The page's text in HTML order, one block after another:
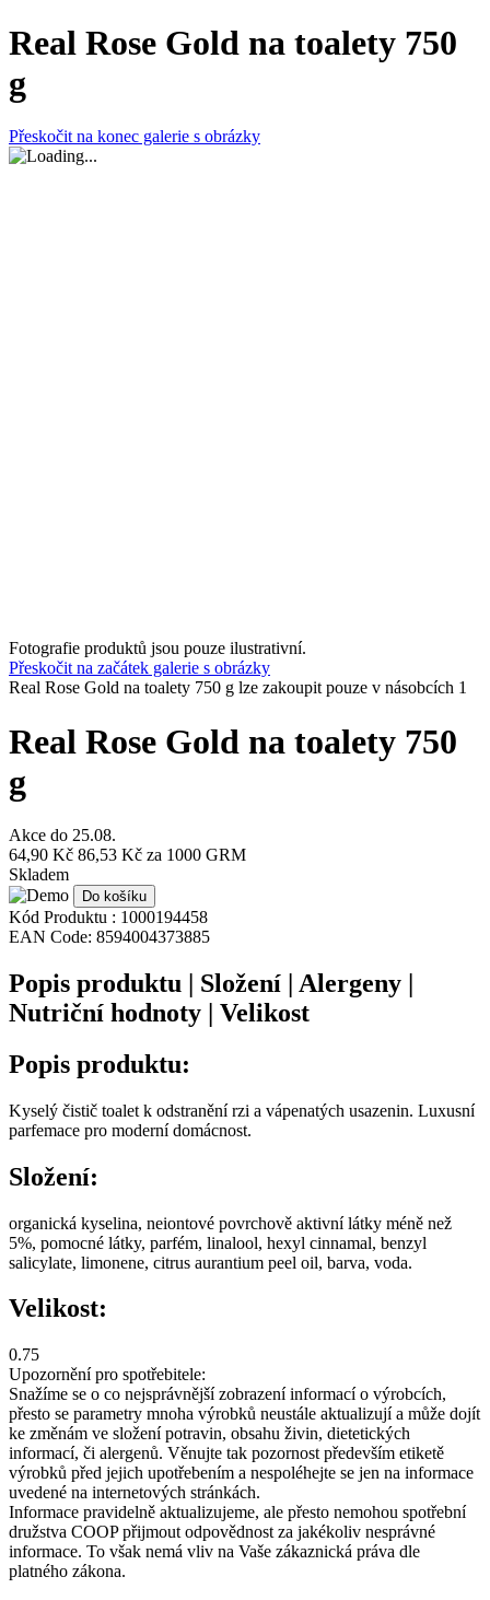
Real Rose Gold na toalety 750
g
Přeskočit na konec galerie s obrázky
Fotografie produktů jsou pouze ilustrativní.
Přeskočit na začátek galerie s obrázky
Real Rose Gold na toalety 750 g lze zakoupit pouze v násobcích 1
Real Rose Gold na toalety 750
g
Akce do 25.08.
64,90 Kč 86,53 Kč za 1000 GRM
Skladem
Do košíku
Kód Produktu : 1000194458
EAN Code: 8594004373885
Popis produktu | Složení | Alergeny |
Nutriční hodnoty | Velikost
Popis produktu:
Kyselý čistič toalet k odstranění rzi a vápenatých usazenin. Luxusní
parfemace pro moderní domácnost.
Složení:
organická kyselina, neiontové povrchově aktivní látky méně než
5%, pomocné látky, parfém, linalool, hexyl cinnamal, benzyl
salicylate, limonene, citrus aurantium peel oil, barva, voda.
Velikost:
0.75
Upozornění pro spotřebitele:
Snažíme se o co nejsprávnější zobrazení informací o výrobcích,
přesto se parametry mnoha výrobků neustále aktualizují a může dojít
ke změnám ve složení potravin, obsahu živin, dietetických
informací, či alergenů. Věnujte tak pozornost především etiketě
výrobků před jejich upotřebením a nespoléhejte se jen na informace
uvedené na internetových stránkách.
Informace pravidelně aktualizujeme, ale přesto nemohou spotřební
družstva COOP přijmout odpovědnost za jakékoliv nesprávné
informace. To však nemá vliv na Vaše zákaznická práva dle
platného zákona.